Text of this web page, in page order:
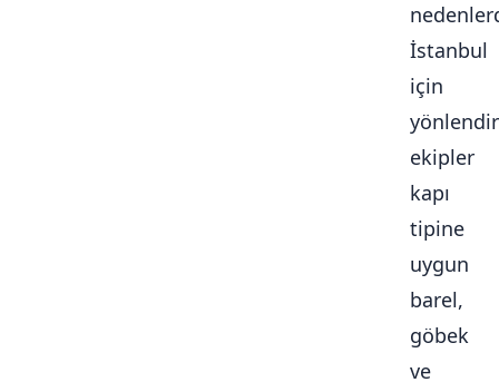
İstanbul
için
ekipler
kapı
tipine
uygun
barel,
göbek
ve